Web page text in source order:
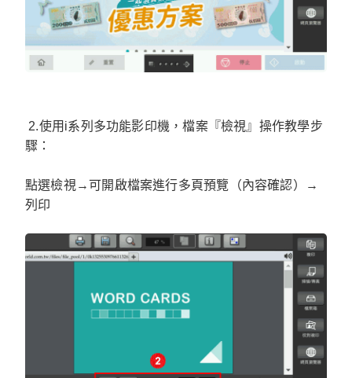
2.使用i系列多功能影印機，檔案『檢視』操作教學步
驟：
點選檢視→可開啟檔案進行多頁預覽（內容確認）→
列印